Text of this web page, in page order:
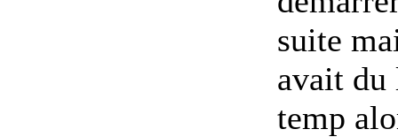
suite
avait du
temp